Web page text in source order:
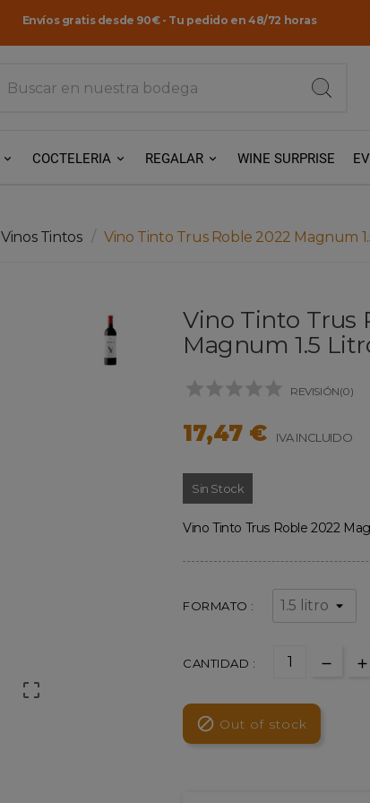
Envíos gratis desde 90€ - Tu pedido en 48/72 horas
COCTELERIA REGALAR WINE SURPRISE
Vinos Tintos Vino Tinto Trus Roble 2022 Magnum

Vino Tinto Trus
Magnum 1.5
     REVISIÓN(0)
17,47 € IVA INCLUIDO
Sin Stock
Vino Tinto Trus Roble 2022
FORMATO :
CANTIDAD :
 Out of stock